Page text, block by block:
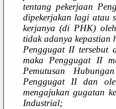
tentang pekerjaan
dipekerjakan lagi atau
kerjanya (di PHK)
tidak adanya kepastian
Penggugat II tersebut
maka Penggugat II
Pemutusan
Penggugat II dan
mengajukan gugatan
Industrial;